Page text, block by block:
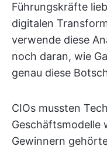
Führungskräfte
digitalen
verwende diese
noch daran, wie
genau diese
CIOs mussten
Geschäftsmodelle
Gewinnern